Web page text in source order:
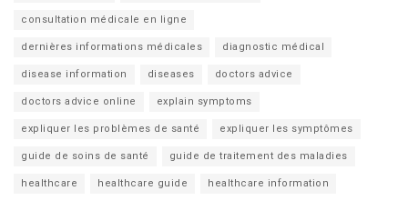
consultation médicale en ligne
dernières informations médicales diagnostic médical
disease information diseases doctors advice
doctors advice online explain symptoms
expliquer les problèmes de santé expliquer les symptômes
guide de soins de santé guide de traitement des maladies
healthcare healthcare guide healthcare information